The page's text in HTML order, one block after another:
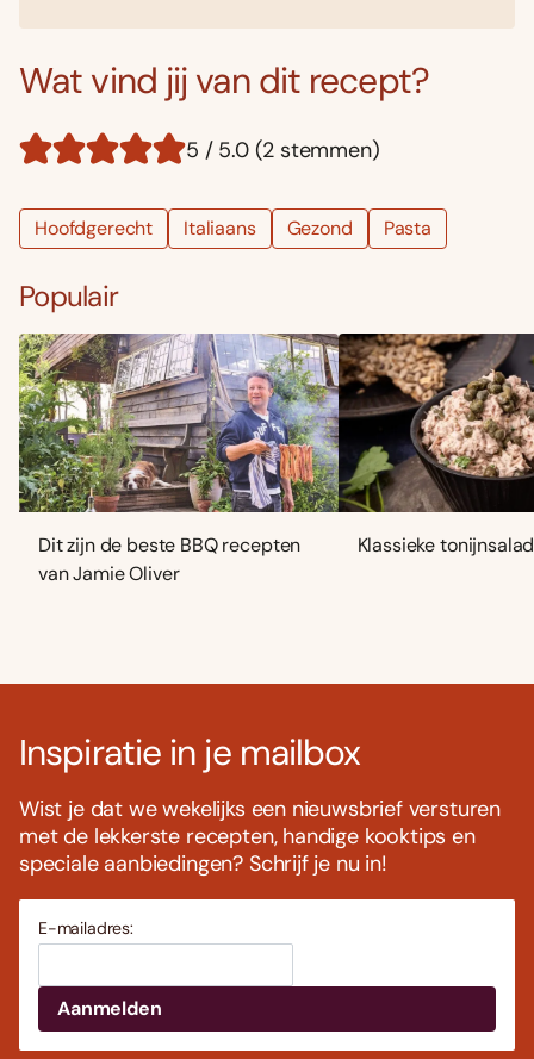
Wat vind jij van dit recept?
5 / 5.0 (2 stemmen)
Hoofdgerecht Italiaans Gezond Pasta
Populair
Dit zijn de beste BBQ recepten
van Jamie Oliver
Klassieke
Inspiratie in je mailbox
Wist je dat we wekelijks een nieuwsbrief versturen
met de lekkerste recepten, handige kooktips en
speciale aanbiedingen? Schrijf je nu in!
E-mailadres: